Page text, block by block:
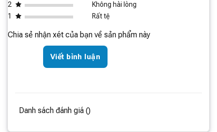
2
Không hài lòng
1
Rất tệ
Chia sẻ nhận xét của bạn về sản phẩm này
Viết bình luận
Danh sách đánh giá ()